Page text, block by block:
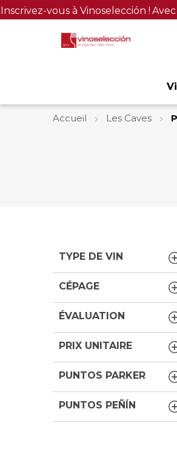
Inscrivez-vous à Vinoselección !
Accueil Les Caves
TYPE DE VIN
CÉPAGE
ÉVALUATION
PRIX UNITAIRE
PUNTOS PARKER
PUNTOS PEÑÍN